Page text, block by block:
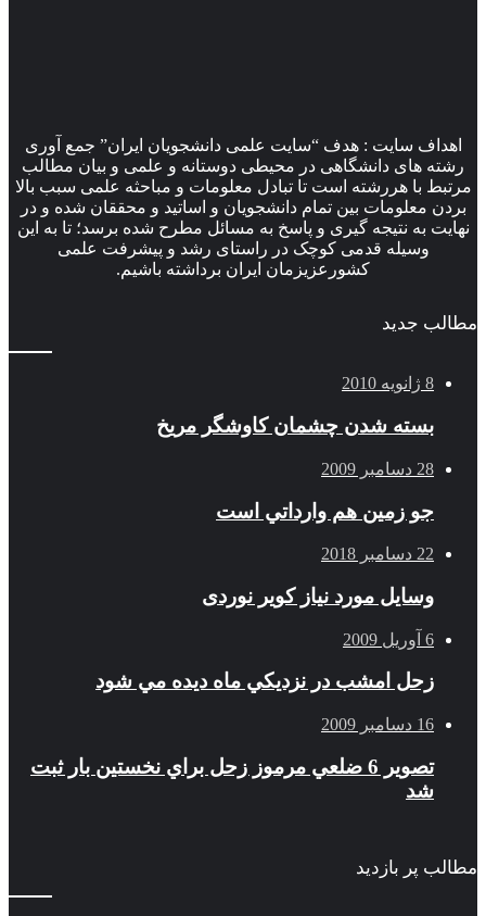
اهداف سایت : هدف “سایت علمی دانشجویان ایران” جمع آوری
رشته های دانشگاهی در محیطی دوستانه و علمی و بیان مطالب
مرتبط با هررشته است تا تبادل معلومات و مباحثه علمی سبب بالا
بردن معلومات بین تمام دانشجویان و اساتید و محققان شده و در
نهایت به نتیجه گیری و پاسخ به مسائل مطرح شده برسد؛ تا به این
وسیله قدمی کوچک در راستای رشد و پیشرفت علمی
کشورعزیزمان ایران برداشته باشیم.
مطالب جدید
8 ژانویه 2010
بسته شدن چشمان کاوشگر مريخ
28 دسامبر 2009
جو زمين هم وارداتي است
22 دسامبر 2018
وسایل مورد نیاز کویر نوردی
6 آوریل 2009
زحل امشب در نزديكي ماه ديده مي شود
16 دسامبر 2009
تصوير 6 ضلعي مرموز زحل براي نخستين بار ثبت
شد
مطالب پر بازدید